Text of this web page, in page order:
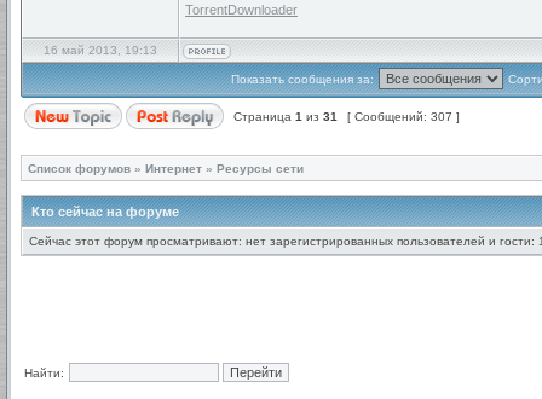
TorrentDownloader
16 май 2013, 19:13
Показать сообщения за:
Страница 1 из 31 [ Сообщений: 307 ]
Список форумов » Интернет » Ресурсы сети
Кто сейчас на форуме
Сейчас этот форум просматривают: нет зарегистрированных пользователей и гости:
Найти: